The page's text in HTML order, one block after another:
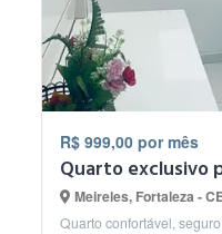
R$ 999,00 por mês
Meireles, Fortaleza -
Quarto confortável,